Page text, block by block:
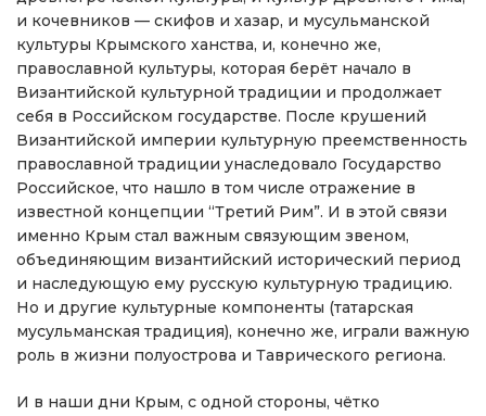
и кочевников — скифов и хазар, и мусульманской
культуры Крымского ханства, и, конечно же,
православной культуры, которая берёт начало в
Византийской культурной традиции и продолжает
себя в Российском государстве. После крушений
Византийской империи культурную преемственность
православной традиции унаследовало Государство
Российское, что нашло в том числе отражение в
известной концепции “Третий Рим”. И в этой связи
именно Крым стал важным связующим звеном,
объединяющим византийский исторический период
и наследующую ему русскую культурную традицию.
Но и другие культурные компоненты (татарская
мусульманская традиция), конечно же, играли важную
роль в жизни полуострова и Таврического региона.
И в наши дни Крым, с одной стороны, чётко